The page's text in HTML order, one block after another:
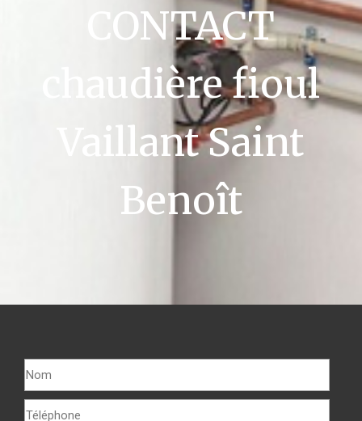
CONTACT
chaudière fioul
Vaillant Saint
Benoît